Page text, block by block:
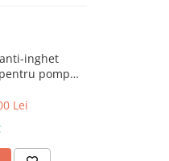
inghet
pompe
1 1/2” filet
Lei